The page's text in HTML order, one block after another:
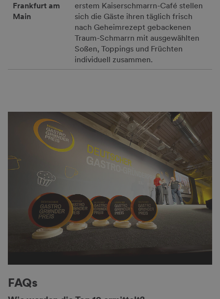
Frankfurt am
Main
erstem Kaiserschmarrn-Café stellen
sich die Gäste ihren täglich frisch
nach Geheimrezept gebackenen
Traum-Schmarrn mit ausgewählten
Soßen, Toppings und Früchten
individuell zusammen.
FAQs